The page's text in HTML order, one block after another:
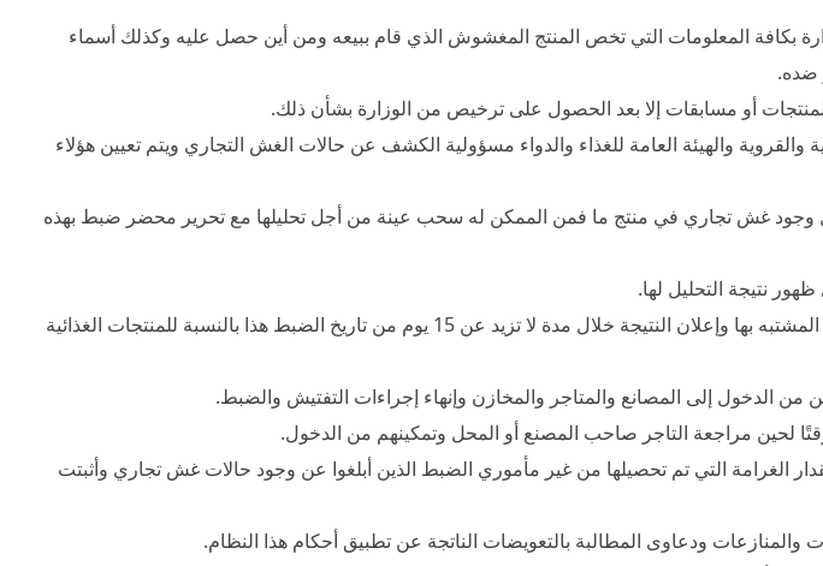
بكافة المعلومات التي تخص المنتج المغشوش الذي قام ببيعه ومن أين حصل عليه وكذلك أسماء
ضده.
أو مسابقات إلا بعد الحصول على ترخيص من الوزارة بشأن ذلك.
والقروية والهيئة العامة للغذاء والدواء مسؤولية الكشف عن حالات الغش التجاري ويتم تعيين هؤلاء
وجود غش تجاري في منتج ما فمن الممكن له سحب عينة من أجل تحليلها مع تحرير محضر ضبط بهذه
نتيجة التحليل لها.
إلتزام الجهات المختصة بفحص وتحليل المنتجات المشتبه بها وإعلان النتيجة خلال مدة لا تزيد عن 15 يوم من تاريخ الضبط هذا بالنسبة للمنتجات الغذائية
الدخول إلى المصانع والمتاجر والمخازن وإنهاء إجراءات التفتيش والضبط.
لحين مراجعة التاجر صاحب المصنع أو المحل وتمكينهم من الدخول.
بنسبة لا تتعدى 25% من مقدار الغرامة التي تم تحصيلها من غير مأموري الضبط الذين أبلغوا عن وجود حالات غش تجاري وأثبتت
ودعاوى المطالبة بالتعويضات الناتجة عن تطبيق أحكام هذا النظام.